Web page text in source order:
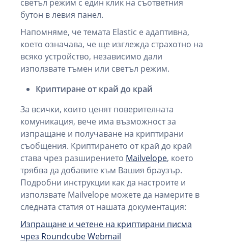
светъл режим с един клик на съответния
бутон в левия панел.
Напомняме, че темата Elastic е адаптивна,
което означава, че ще изглежда страхотно на
всяко устройство, независимо дали
използвате тъмен или светъл режим.
Криптиране от край до край
За всички, които ценят поверителната
комуникация, вече има възможност за
изпращане и получаване на криптирани
съобщения. Криптирането от край до край
става чрез разширението Mailvelope, което
трябва да добавите към Вашия браузър.
Подробни инструкции как да настроите и
използвате Mailvelope можете да намерите в
следната статия от нашата документация:
Изпращане и четене на криптирани писма
чрез Roundcube Webmail